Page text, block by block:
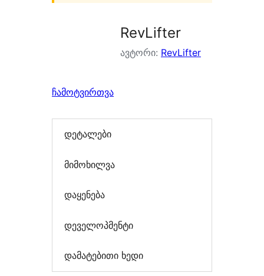
RevLifter
ავტორი: RevLifter
ჩამოტვირთვა
დეტალები
მიმოხილვა
დაყენება
დეველოპმენტი
დამატებითი ხედი